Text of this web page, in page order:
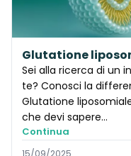
Glutatione
Sei alla ricerca di un
te? Conosci la
Glutatione
che devi sapere…
Continua